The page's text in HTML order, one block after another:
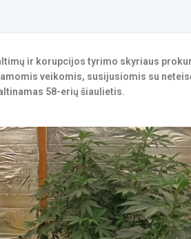
ir korupcijos tyrimo skyriaus
veikomis, susijusiomis su
58-erių šiaulietis.